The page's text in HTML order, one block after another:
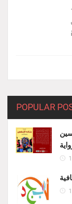
POPULAR